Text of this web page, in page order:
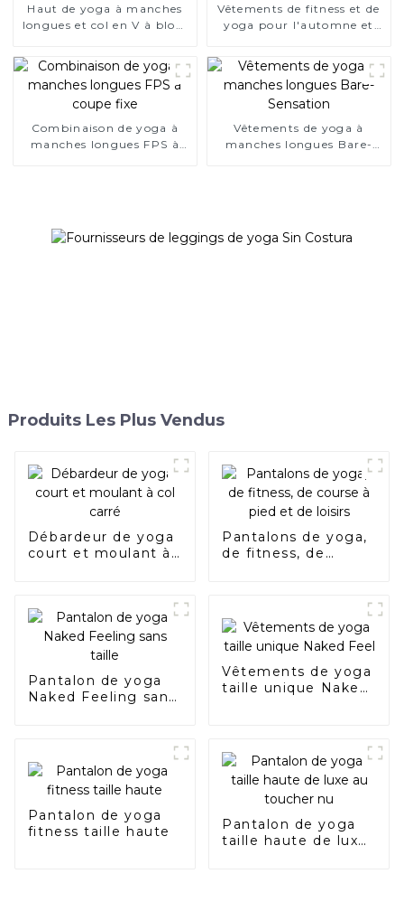
Haut de yoga à manches
longues et col en V à blocs
Vêtements de fitness et de
yoga pour l'automne et
Combinaison de yoga à
manches longues FPS à
Vêtements de yoga à
manches longues Bare-
Produits Les Plus Vendus
Débardeur de yoga
court et moulant à
Pantalons de yoga,
de fitness, de
Pantalon de yoga
Naked Feeling sans
Vêtements de yoga
taille unique Naked
Pantalon de yoga
fitness taille haute
Pantalon de yoga
taille haute de luxe